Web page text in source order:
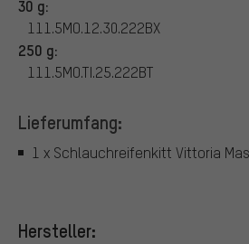
30 g:
111.5MO.12.30.222BX
250 g:
111.5MO.TI.25.222BT
Lieferumfang:
1 x Schlauchreifenkitt Vittoria
Hersteller: